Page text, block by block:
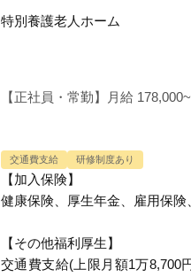
特別養護老人ホーム
【正社員・常勤】月給
交通費支給 研修制度あり
【加入保険】
健康保険、厚生年金、雇用保険
【その他福利厚生】
交通費支給(上限月額1万8,700